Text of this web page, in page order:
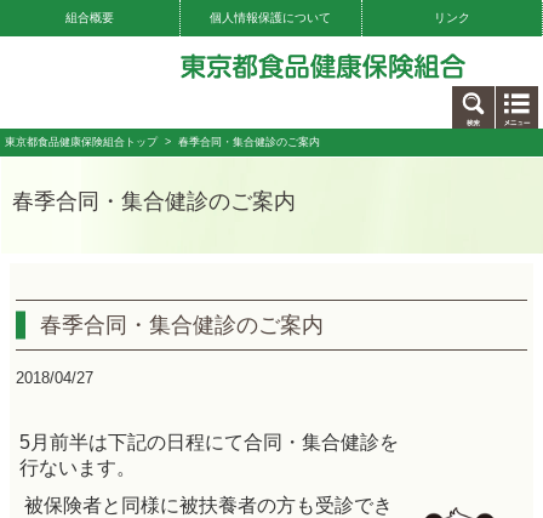
組合概要 個人情報保護について リンク
東京都食品健康保険組合トップ> 春季合同・集合健診のご案内
春季合同・集合健診のご案内
春季合同・集合健診のご案内
2018/04/27
5月前半は下記の日程にて合同・集合健診を
行ないます。
被保険者と同様に被扶養者の方も受診でき